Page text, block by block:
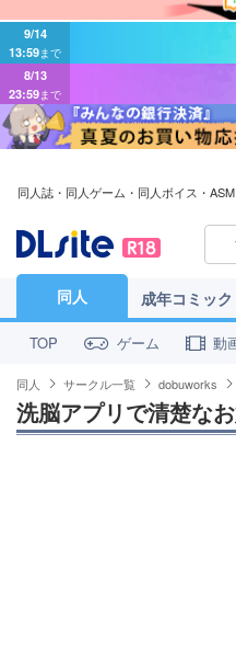
9/14
13:59まで
8/13
23:59まで
同人誌・同人ゲーム・同人ボイス・
同人 成年コミック
TOP ゲーム 動
同人 サークル一覧 dobuworks
洗脳アプリで清楚な